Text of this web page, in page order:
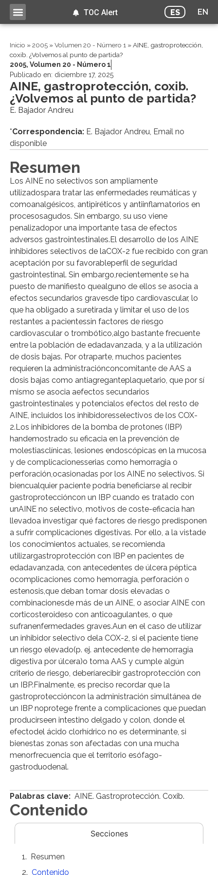
ES EN
TOC Alert
Inicio »2005 »Volumen 20 - Número 1 »AINE, gastroprotección,
coxib. ¿Volvemos al punto de partida?
2005, Volumen 20 - Número 1
Publicado en: diciembre 17, 2025
AINE, gastroprotección, coxib.
¿Volvemos al punto de partida?
E. Bajador Andreu
*Correspondencia: E. Bajador Andreu, Email no
disponible
Resumen
Los AINE no selectivos son ampliamente
utilizadospara tratar las enfermedades reumáticas y
comoanalgésicos, antipiréticos y antiinflamatorios en
procesosagudos. Sin embargo, su uso viene
penalizadopor una importante tasa de efectos
adversos gastrointestinales.El desarrollo de los AINE
inhibidores selectivos de laCOX-2 fue recibido con gran
aceptación por su favorableperfil de seguridad
gastrointestinal. Sin embargo,recientemente se ha
puesto de manifiesto quealguno de ellos se asocia a
efectos secundarios gravesde tipo cardiovascular, lo
que ha obligado a suretirada y limitar el uso de los
restantes a pacientessin factores de riesgo
cardiovascular o trombótico,algo bastante frecuente
entre la población de edadavanzada, y a la utilización
de dosis bajas. Por otraparte, muchos pacientes
requieren la administraciónconcomitante de AAS a
dosis bajas como antiagreganteplaquetario, que por sí
mismo se asocia aefectos secundarios
gastrointestinales y potencialos efectos del resto de
AINE, incluidos los inhibidoresselectivos de los COX-
2.Los inhibidores de la bomba de protones (IBP)
handemostrado su eficacia en la prevención de
molestiasclínicas, lesiones endoscópicas en la mucosa
y de complicacionesserias como hemorragia o
perforación,ocasionadas por los AINE no selectivos. Si
biencualquier paciente podría beneficiarse al recibir
gastroproteccióncon un IBP cuando es tratado con
unAINE no selectivo, motivos de coste-eficacia han
llevadoa investigar qué factores de riesgo predisponen
a sufrir complicaciones digestivas. Por ello, a la vistade
los conocimientos actuales, se recomienda
utilizargastroprotección con IBP en pacientes de
edadavanzada, con antecedentes de úlcera péptica
ocomplicaciones como hemorragia, perforación o
estenosis,que deban tomar dosis elevadas o
combinacionesde más de un AINE, o asociar AINE con
corticosteroideso con anticoagulantes, o que
sufranenfermedades graves.Aun en el caso de utilizar
un inhibidor selectivo dela COX-2, si el paciente tiene
un riesgo elevado(p. ej. antecedente de hemorragia
digestiva por úlcera)o toma AAS y cumple algún
criterio de riesgo, deberíarecibir gastroprotección con
un IBP.Finalmente, es preciso recordar que la
gastroproteccióncon la administración simultánea de
un IBP noprotege frente a complicaciones que puedan
producirseen intestino delgado y colon, donde el
efectodel ácido clorhídrico no es determinante, si
bienestas zonas son afectadas con una mucha
menorfrecuencia que el territorio esófago-
gastroduodenal.
Palabras clave: AINE. Gastroprotección. Coxib.
Contenido
Secciones
Resumen
Contenido